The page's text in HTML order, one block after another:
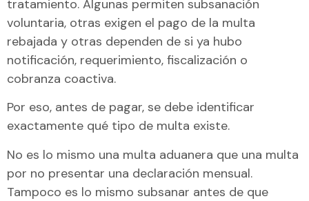
tratamiento. Algunas permiten subsanación
voluntaria, otras exigen el pago de la multa
rebajada y otras dependen de si ya hubo
notificación, requerimiento, fiscalización o
cobranza coactiva.
Por eso, antes de pagar, se debe identificar
exactamente qué tipo de multa existe.
No es lo mismo una multa aduanera que una multa
por no presentar una declaración mensual.
Tampoco es lo mismo subsanar antes de que